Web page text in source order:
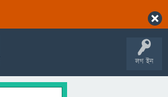
লগ ইন